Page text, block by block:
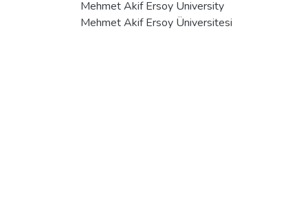
Mehmet Akif Ersoy University
Mehmet Akif Ersoy Üniversitesi